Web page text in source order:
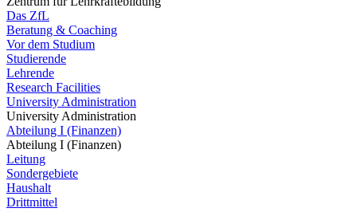
Das ZfL
Beratung & Coaching
Vor dem Studium
Studierende
Lehrende
Research Facilities
University Administration
University Administration
Abteilung I (Finanzen)
Abteilung I (Finanzen)
Leitung
Sondergebiete
Haushalt
Drittmittel